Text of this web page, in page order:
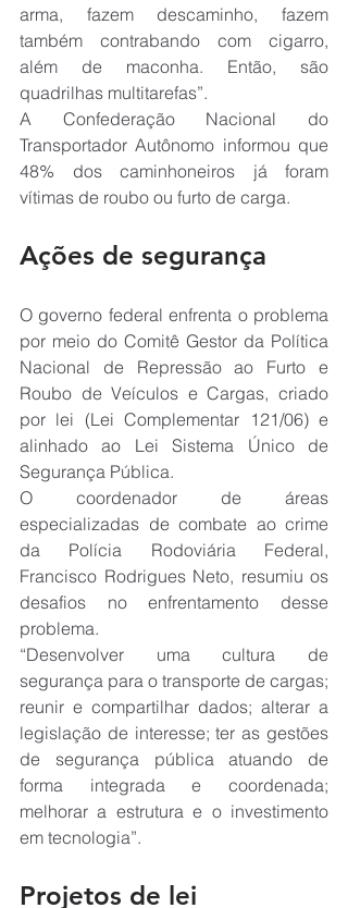
arma, fazem descaminho, fazem
também contrabando com cigarro,
além de maconha. Então, são
quadrilhas multitarefas”.
A Confederação Nacional do
Transportador Autônomo informou que
48% dos caminhoneiros já foram
vítimas de roubo ou furto de carga.
Ações de segurança
O governo federal enfrenta o problema
por meio do Comitê Gestor da Política
Nacional de Repressão ao Furto e
Roubo de Veículos e Cargas, criado
por lei (Lei Complementar 121/06) e
alinhado ao Lei Sistema Único de
Segurança Pública.
O coordenador de áreas
especializadas de combate ao crime
da Polícia Rodoviária Federal,
Francisco Rodrigues Neto, resumiu os
desafios no enfrentamento desse
problema.
“Desenvolver uma cultura de
segurança para o transporte de cargas;
reunir e compartilhar dados; alterar a
legislação de interesse; ter as gestões
de segurança pública atuando de
forma integrada e coordenada;
melhorar a estrutura e o investimento
em tecnologia”.
Projetos de lei